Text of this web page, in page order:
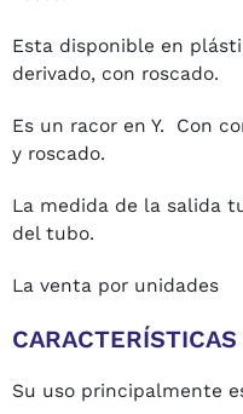
Esta disponible en
derivado, con roscado.
Es un racor en Y. Con
y roscado.
La medida de la salida
del tubo.
La venta por unidades
Su uso principalmente